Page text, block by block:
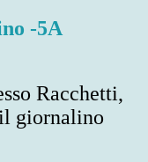
-5A
Racchetti,
giornalino